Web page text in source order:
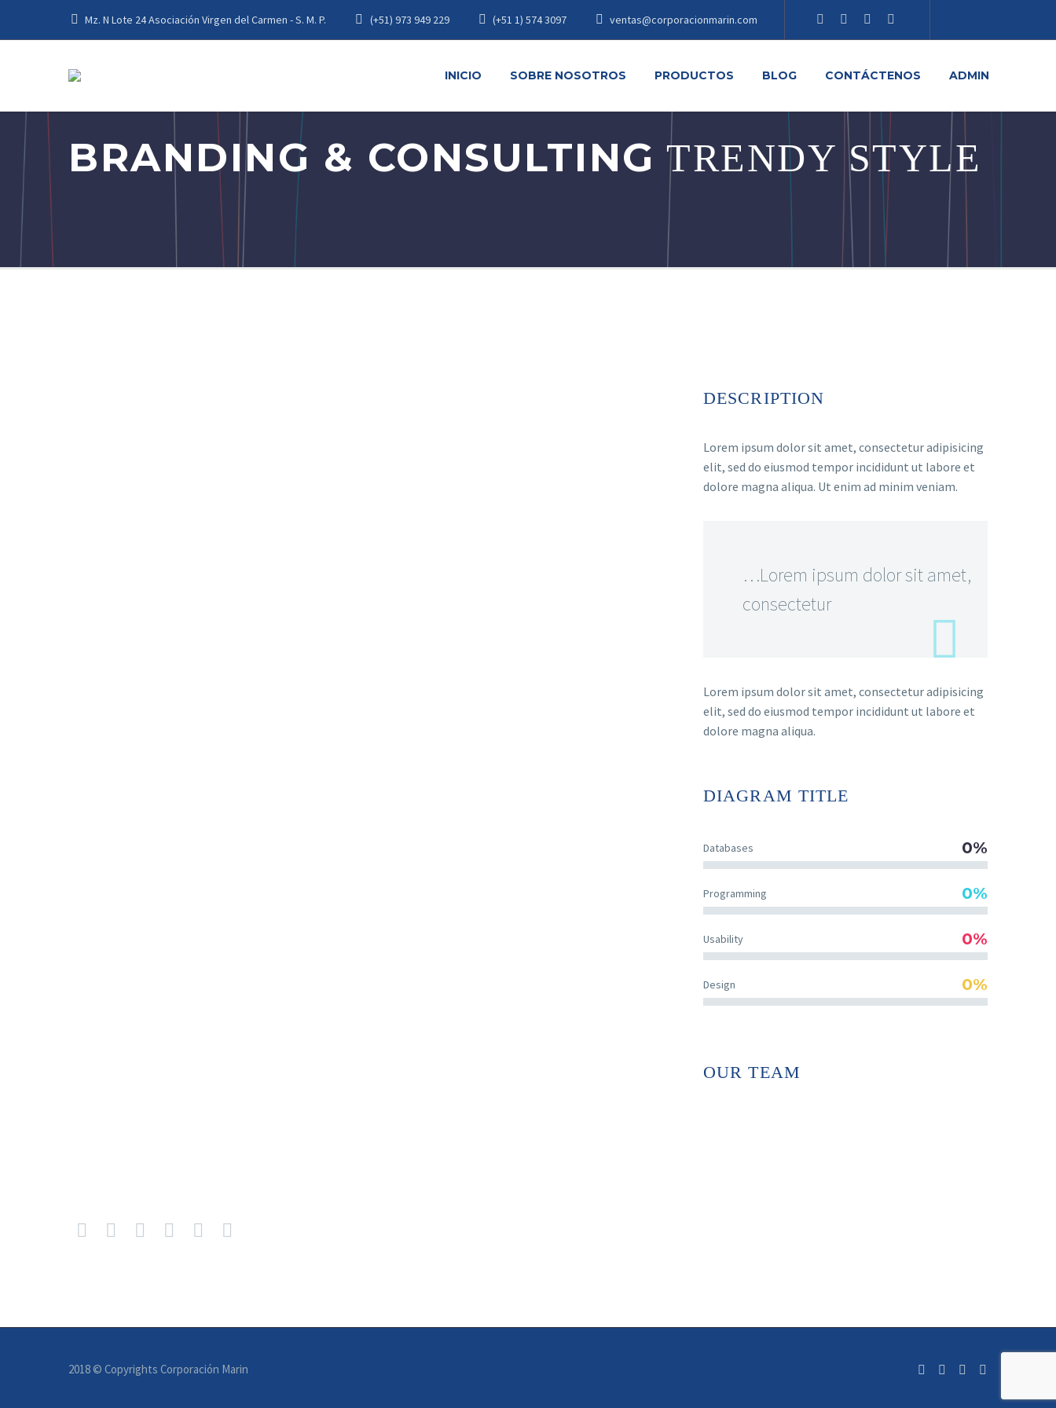
Mz. N Lote 24 Asociación Virgen del Carmen - S. M. P. (+51) 973 949 229 (+51 1) 574 3097 ventas@corporacionmarin.com
INICIO SOBRE NOSOTROS PRODUCTOS BLOG CONTÁCTENOS ADMIN
BRANDING & CONSULTING TRENDY STYLE
DESCRIPTION
Lorem ipsum dolor sit amet, consectetur adipisicing
elit, sed do eiusmod tempor incididunt ut labore et
dolore magna aliqua. Ut enim ad minim veniam.
…Lorem ipsum dolor sit amet,
consectetur
Lorem ipsum dolor sit amet, consectetur adipisicing
elit, sed do eiusmod tempor incididunt ut labore et
dolore magna aliqua.
DIAGRAM TITLE
Databases 0%
Programming 0%
Usability 0%
Design 0%
OUR TEAM
2018 © Copyrights Corporación Marin